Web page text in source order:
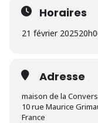
Horaires
21 février 2025
Adresse
maison de la
10 rue Maurice
France